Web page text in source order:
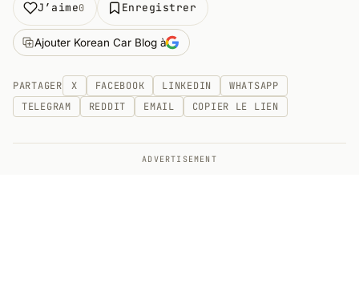
J’aime0 Enregistrer
Ajouter Korean Car Blog à
PARTAGER X FACEBOOK LINKEDIN
WHATSAPP
TELEGRAM
REDDIT EMAIL COPIER LE LIEN
ADVERTISEMENT